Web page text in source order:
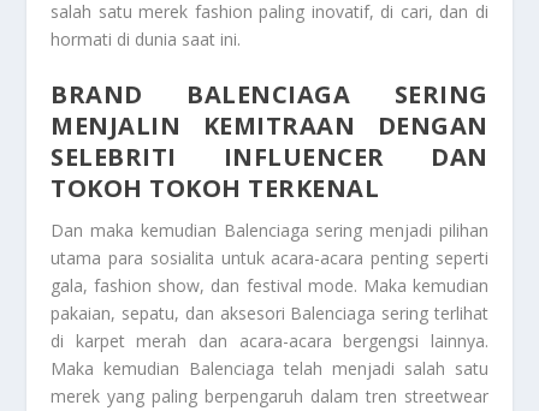
salah satu merek fashion paling inovatif, di cari, dan di
hormati di dunia saat ini.
BRAND BALENCIAGA SERING
MENJALIN KEMITRAAN DENGAN
SELEBRITI INFLUENCER DAN
TOKOH TOKOH TERKENAL
Dan maka kemudian Balenciaga sering menjadi pilihan
utama para sosialita untuk acara-acara penting seperti
gala, fashion show, dan festival mode. Maka kemudian
pakaian, sepatu, dan aksesori Balenciaga sering terlihat
di karpet merah dan acara-acara bergengsi lainnya.
Maka kemudian Balenciaga telah menjadi salah satu
merek yang paling berpengaruh dalam tren streetwear